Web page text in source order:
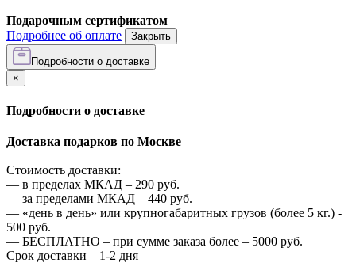
Подарочным сертификатом
Подробнее об оплате
Закрыть
Подробности о доставке
×
Подробности о доставке
Доставка подарков по Москве
Стоимость доставки:
— в пределах МКАД – 290 руб.
— за пределами МКАД – 440 руб.
— «день в день» или крупногабаритных грузов (более 5 кг.) -
500 руб.
— БЕСПЛАТНО – при сумме заказа более – 5000 руб.
Срок доставки – 1-2 дня